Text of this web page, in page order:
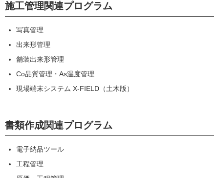
施工管理関連プログラム
写真管理
出来形管理
舗装出来形管理
Co品質管理・As温度管理
現場端末システム X-FIELD（土木版）
書類作成関連プログラム
電子納品ツール
工程管理